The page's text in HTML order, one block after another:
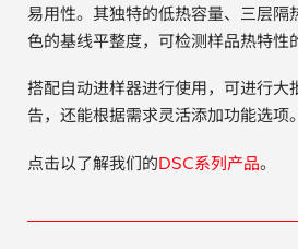
易用性。其独特的低热容量、三层隔
色的基线平整度，可检测样品热特性
搭配自动进样器进行使用，可进行大
告，还能根据需求灵活添加功能选项。
点击以了解我们的DSC系列产品。